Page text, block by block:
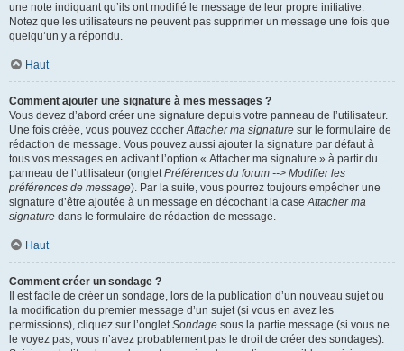
une note indiquant qu’ils ont modifié le message de leur propre initiative.
Notez que les utilisateurs ne peuvent pas supprimer un message une fois que
quelqu’un y a répondu.
Haut
Comment ajouter une signature à mes messages ?
Vous devez d’abord créer une signature depuis votre panneau de l’utilisateur.
Une fois créée, vous pouvez cocherAttacher ma signature sur le formulaire de
rédaction de message. Vous pouvez aussi ajouter la signature par défaut à
tous vos messages en activant l’option « Attacher ma signature » à partir du
panneau de l’utilisateur (ongletPréférences du forum --> Modifier les
préférences de message). Par la suite, vous pourrez toujours empêcher une
signature d’être ajoutée à un message en décochant la caseAttacher ma
signature dans le formulaire de rédaction de message.
Haut
Comment créer un sondage ?
Il est facile de créer un sondage, lors de la publication d’un nouveau sujet ou
la modification du premier message d’un sujet (si vous en avez les
permissions), cliquez sur l’ongletSondage sous la partie message (si vous ne
le voyez pas, vous n’avez probablement pas le droit de créer des sondages).